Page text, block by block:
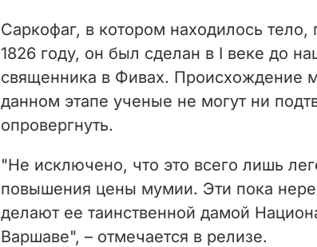
Саркофаг, в котором находилось
1826 году, он был сделан в І веке до
священника в Фивах. Происхождение
данном этапе ученые не могут ни
опровергнуть.
"Не исключено, что это всего лишь
повышения цены мумии. Эти пока
делают ее таинственной дамой
Варшаве", – отмечается в релизе.